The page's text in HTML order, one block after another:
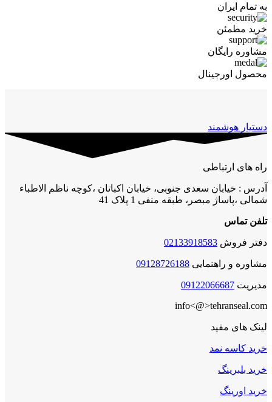
به تمام ایران
خرید مطمئن
مشاوره رایگان
محصول اورجینال
دستیار هوشمند
راه های ارتباطی
آدرس : خیابان سعدی جنوبی، خیابان اکباتان ،کوچه ناظم الاطباء
شمالی ،پاساژ مبصر، طبقه منفی 1 پلاک 41
تلفن تماس
دفتر فروش 02133918583
مشاوره و راهنمایی 09128726188
مدیریت 09122066687
info<@>tehranseal.com
لینک های مفید
خرید کاسه نمد
خرید بلبرینگ
خرید اورینگ